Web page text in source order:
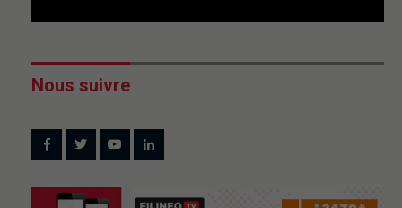
Nous suivre